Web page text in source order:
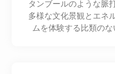
タンブールのような脈
多様な文化景観とエネ
ムを体験する比類のな